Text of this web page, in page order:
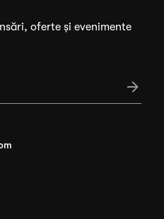
oferte și evenimente